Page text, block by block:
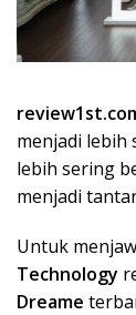
menjadi lebih
lebih sering
menjadi
Untuk
Technology
Dreame